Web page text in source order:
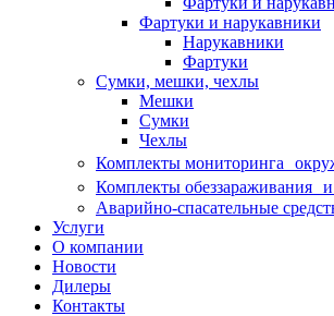
Фартуки и нарукавники
Нарукавники
Фартуки
Сумки, мешки, чехлы
Мешки
Сумки
Чехлы
Комплекты мониторинга
Комплекты обеззараживания и
Аварийно-спасательные
Услуги
О компании
Новости
Дилеры
Контакты